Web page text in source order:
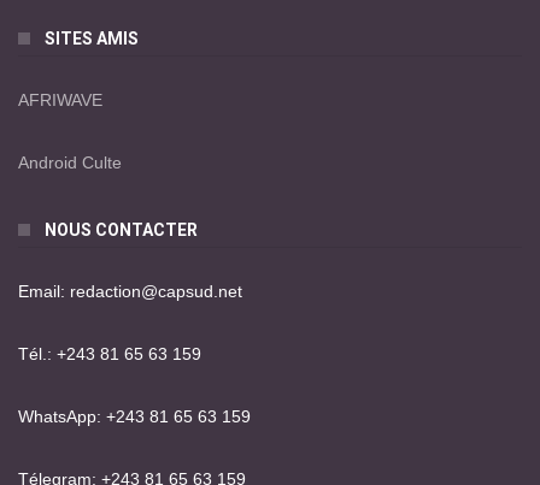
SITES AMIS
AFRIWAVE
Android Culte
NOUS CONTACTER
Email: redaction@capsud.net
Tél.: +243 81 65 63 159
WhatsApp: +243 81 65 63 159
Télegram: +243 81 65 63 159